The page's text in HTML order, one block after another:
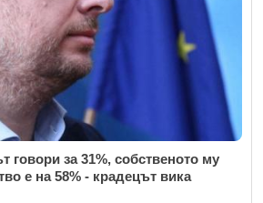
говори за 31%, собственото му
е на 58% - крадецът вика